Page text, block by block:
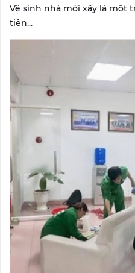
Vệ sinh nhà mới xây là một
tiên...